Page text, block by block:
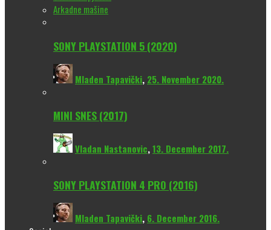
Arkadne mašine
SONY PLAYSTATION 5 (2020)
Mladen Tapavički, 25. November 2020.
MINI SNES (2017)
Vladan Nastanovic,13. December 2017.
SONY PLAYSTATION 4 PRO (2016)
Mladen Tapavički, 6. December 2016.